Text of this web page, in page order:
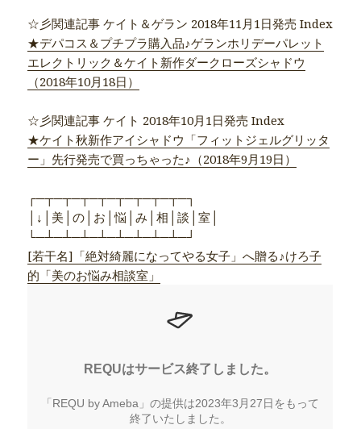
☆彡関連記事 ケイト＆ゲラン 2018年11月1日発売 Index
★デパコス＆プチプラ購入品♪ゲランホリデーパレット
エレクトリック＆ケイト新作ダークローズシャドウ
（2018年10月18日）
☆彡関連記事 ケイト 2018年10月1日発売 Index
★ケイト秋新作アイシャドウ「フィットジェルグリッタ
ー」先行発売で買っちゃった♪（2018年9月19日）
┌─┬─┬─┬─┬─┬─┬─┬─┬─┐
│↓│美│の│お│悩│み│相│談│室│
└─┴─┴─┴─┴─┴─┴─┴─┴─┘
[若干名]「絶対綺麗になってやる女子」へ贈る♪けろ子
的「美のお悩み相談室」